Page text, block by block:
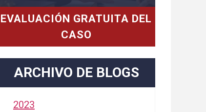
EVALUACIÓN GRATUITA DEL
CASO
ARCHIVO DE BLOGS
2023